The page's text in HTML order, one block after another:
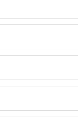
alege dintr-o
pentru o
și grupuri.
care oferă
Facilitățile din
transport public,
sau distracţie,
doriţi cazare de lux
Veți găsi
de afaceri la
cu facilități